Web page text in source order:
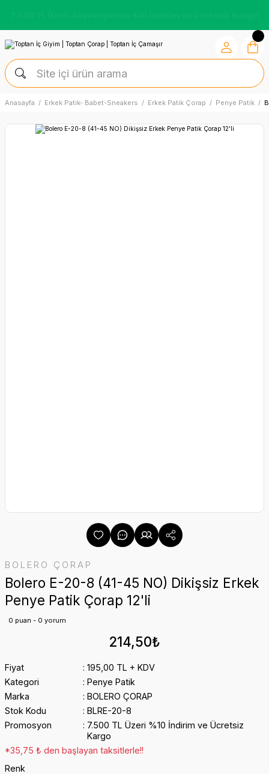
Anasayfa Erkek Patik- Babet-Sneakers Erkek Patik Çorap Penye Patik
BOLERO ÇORAP
Bolero E-20-8 (41-45 NO) Dikişsiz Erkek
Penye Patik Çorap 12'li
0 puan - 0 yorum
214,50₺
Fiyat
195,00 TL + KDV
Kategori
Penye Patik
Marka
BOLERO ÇORAP
Stok Kodu
BLRE-20-8
Promosyon
7.500 TL Üzeri %10 İndirim ve Ücretsiz
Kargo
*35,75 ₺ den başlayan taksitlerle!!
Renk